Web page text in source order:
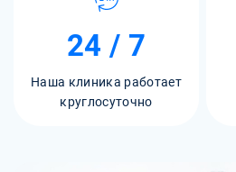
24 / 7
Наша клиника работает
круглосуточно